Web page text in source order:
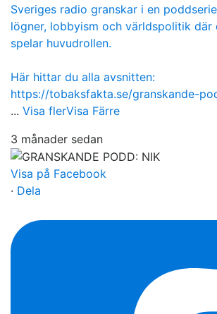
Sveriges radio granskar i en
lögner, lobbyism och världspolitik där
spelar huvudrollen.
Här hittar du alla avsnitten:
https://tobaksfakta.se/granskande-
... Visa flerVisa Färre
3 månader sedan
Visa på Facebook
· Dela